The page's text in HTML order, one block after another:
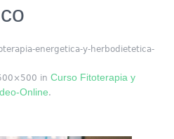
energetica-y-herbodietetica-
in Curso Fitoterapia y
Online.